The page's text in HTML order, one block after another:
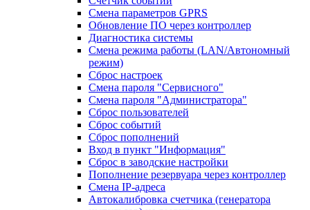
Смена параметров GPRS
Обновление ПО через контроллер
Диагностика системы
Смена режима работы (LAN/Автономный
режим)
Сброс настроек
Смена пароля "Сервисного"
Смена пароля "Администратора"
Сброс пользователей
Сброс событий
Сброс пополнений
Вход в пункт "Информация"
Сброс в заводские настройки
Пополнение резервуара через контроллер
Смена IP-адреса
Автокалибровка счетчика (генератора